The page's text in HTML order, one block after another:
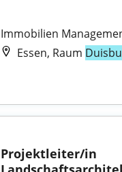
Immobilien
Essen, Raum
Projektleiter/in